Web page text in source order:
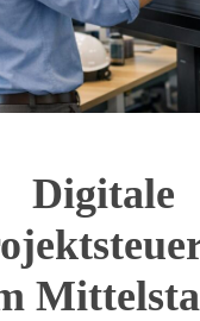
Digitale